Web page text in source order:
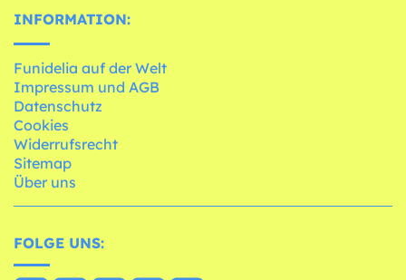
INFORMATION:
Funidelia auf der Welt
Impressum und AGB
Datenschutz
Cookies
Widerrufsrecht
Sitemap
Über uns
FOLGE UNS: